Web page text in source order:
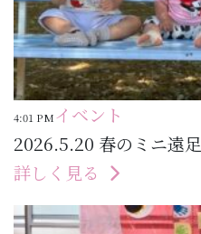
4:01 PMイベント
2026.5.20 春のミニ遠足
詳しく見る